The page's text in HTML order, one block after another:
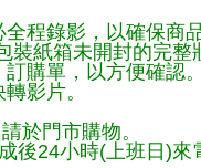
程錄影，以確保商
紙箱未開封的完整
購單，以方便確認。
影片。
於門市購物。
後24小時(上班日)